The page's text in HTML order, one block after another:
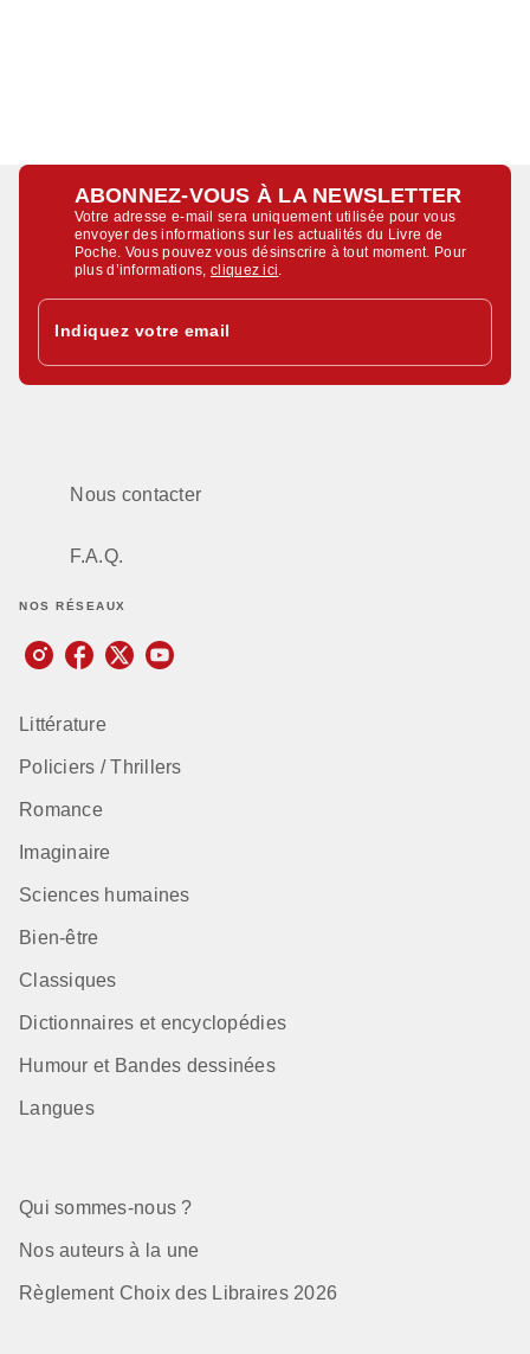
ABONNEZ-VOUS À LA NEWSLETTER
Votre adresse e-mail sera uniquement utilisée pour vous
envoyer des informations sur les actualités du Livre de
Poche. Vous pouvez vous désinscrire à tout moment. Pour
plus d’informations,cliquez ici
Indiquez votre email
Nous contacter
F.A.Q.
NOS RÉSEAUX
Littérature
Policiers / Thrillers
Romance
Imaginaire
Sciences humaines
Bien-être
Classiques
Dictionnaires et encyclopédies
Humour et Bandes dessinées
Langues
Qui sommes-nous ?
Nos auteurs à la une
Règlement Choix des Libraires 2026